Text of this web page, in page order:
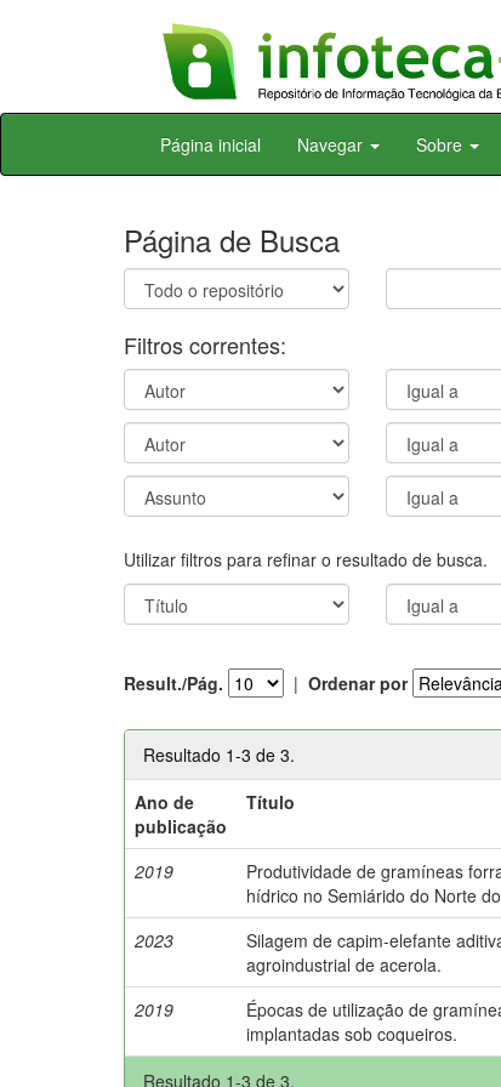
Skip
Página inicial Navegar Sobre
Página de Busca
Filtros correntes:
Utilizar filtros para refinar o resultado de busca.
Result./Pág. | Ordenar por
Resultado 1-3 de 3.
Ano de
publicação
Título
2019
Produtividade de gramíneas
hídrico no Semiárido do Norte
2023
Silagem de capim-elefante
agroindustrial de acerola.
2019
Épocas de utilização de
implantadas sob coqueiros.
Resultado 1-3 de 3.